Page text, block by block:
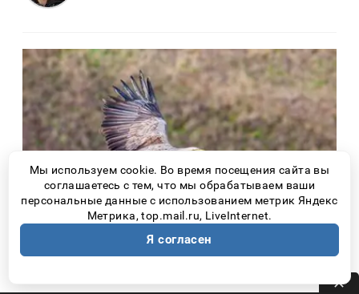
Орлан-белохвост легко узнаваем в небе
Мы используем cookie. Во время посещения сайта вы
соглашаетесь с тем, что мы обрабатываем ваши
персональные данные с использованием метрик Яндекс
Метрика, top.mail.ru, LiveInternet.
Я согласен